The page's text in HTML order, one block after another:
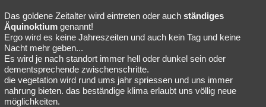
Das goldene Zeitalter wird eintreten oder auch ständiges
Äquinoktium genannt!
Ergo wird es keine Jahreszeiten und auch kein Tag und keine
Nacht mehr geben...
Es wird je nach standort immer hell oder dunkel sein oder
dementsprechende zwischenschritte.
die vegetation wird rund ums jahr spriessen und uns immer
nahrung bieten. das beständige klima erlaubt uns völlig neue
möglichkeiten.